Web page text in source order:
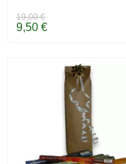
19,00 €
9,50 €